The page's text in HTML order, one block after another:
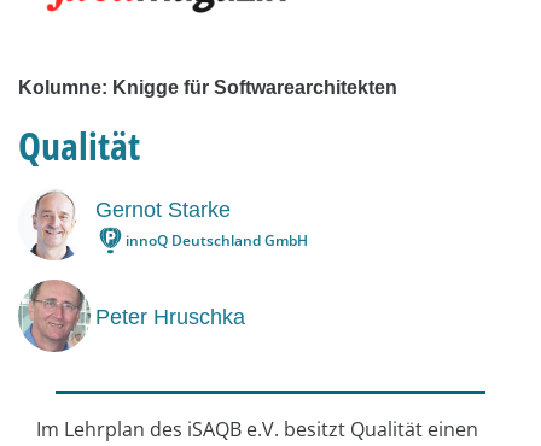
Kolumne: Knigge für Softwarearchitekten
Qualität
Gernot Starke
innoQ Deutschland GmbH
Peter Hruschka
Im Lehrplan des iSAQB e.V. besitzt Qualität einen